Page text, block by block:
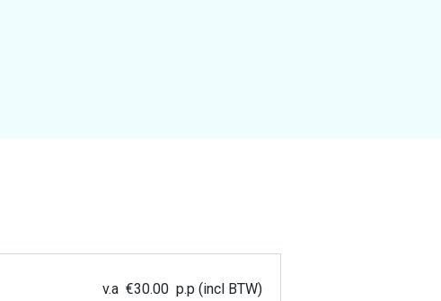
v.a €30.00p.p (incl BTW)